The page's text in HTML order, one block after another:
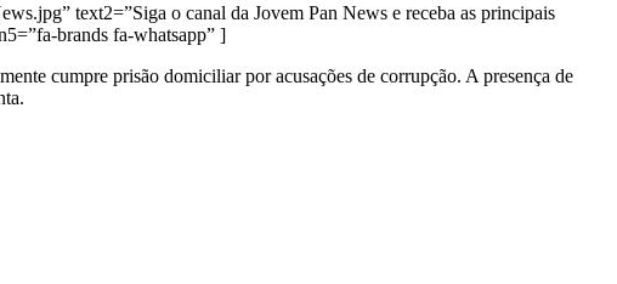
text2=”Siga o canal da Jovem Pan News e receba as principais
brands fa-whatsapp” ]
cumpre prisão domiciliar por acusações de corrupção. A presença de